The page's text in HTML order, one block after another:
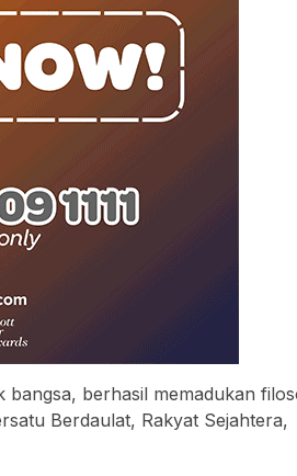
berhasil memadukan
Berdaulat, Rakyat Sejahtera,